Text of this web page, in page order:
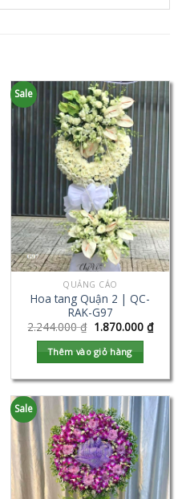
Sale
QUẢNG CÁO
Hoa tang Quận 2 | QC-
RAK-G97
2.244.000₫ 1.870.000 ₫
Thêm vào giỏ hàng
Sale